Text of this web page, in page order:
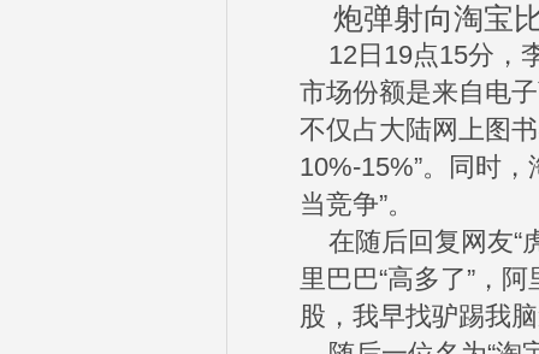
炮弹射向淘宝
12日19点15分，
市场份额是来自电
不仅占大陆网上图
10%-15%”。同时
当竞争”。
在随后回复网友“
里巴巴“高多了”，
股，我早找驴踢我